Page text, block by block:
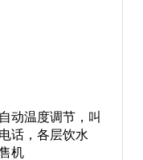
动温度调节，叫
话，各层饮水
机